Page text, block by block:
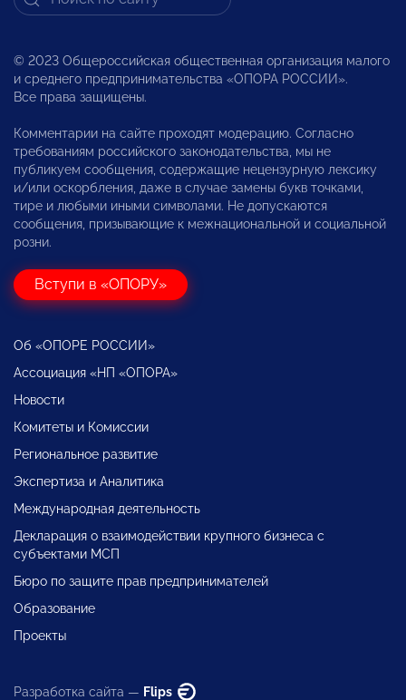
© 2023 Общероссийская общественная организация малого
и среднего предпринимательства «ОПОРА РОССИИ».
Все права защищены.
Комментарии на сайте проходят модерацию. Согласно
требованиям российского законодательства, мы не
публикуем сообщения, содержащие нецензурную лексику
и/или оскорбления, даже в случае замены букв точками,
тире и любыми иными символами. Не допускаются
сообщения, призывающие к межнациональной и социальной
розни.
Вступи в «ОПОРУ»
Об «ОПОРЕ РОССИИ»
Ассоциация «НП «ОПОРА»
Новости
Комитеты и Комиссии
Региональное развитие
Экспертиза и Аналитика
Международная деятельность
Декларация о взаимодействии крупного бизнеса с
субъектами МСП
Бюро по защите прав предпринимателей
Образование
Проекты
Разработка сайта — Flips